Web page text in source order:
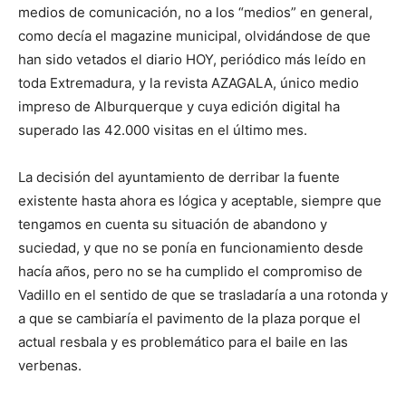
medios de comunicación, no a los “medios” en general,
como decía el magazine municipal, olvidándose de que
han sido vetados el diario HOY, periódico más leído en
toda Extremadura, y la revista AZAGALA, único medio
impreso de Alburquerque y cuya edición digital ha
superado las 42.000 visitas en el último mes.
La decisión del ayuntamiento de derribar la fuente
existente hasta ahora es lógica y aceptable, siempre que
tengamos en cuenta su situación de abandono y
suciedad, y que no se ponía en funcionamiento desde
hacía años, pero no se ha cumplido el compromiso de
Vadillo en el sentido de que se trasladaría a una rotonda y
a que se cambiaría el pavimento de la plaza porque el
actual resbala y es problemático para el baile en las
verbenas.